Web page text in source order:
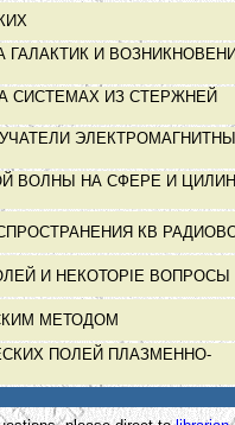
И
СИСТЕМАХ ИЗ СТЕРЖНЕЙ
ВОЛНЫ НА СФЕРЕ И
КВ
И НЕКОТОРІЕ ВОПРОСЫ
МЕТОДОМ
ПОЛЕЙ ПЛАЗМЕННО-